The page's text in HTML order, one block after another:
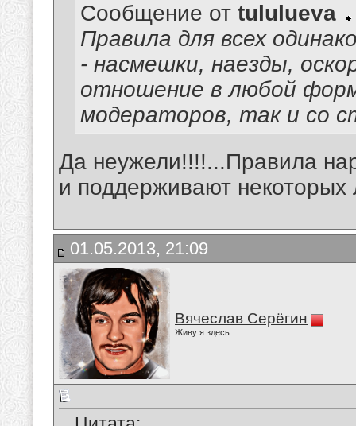
Сообщение от tululueva
Правила для всех
- насмешки, наезды,
отношение в любой
модераторов, так и со
Да неужели!!!!...Правила
и поддерживают некоторых
01.05.2013, 21:09
Вячеслав Серёгин
Живу я здесь